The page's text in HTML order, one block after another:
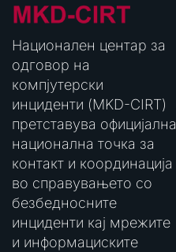
Национален центар за
одговор на
компјутерски
инциденти (MKD-CIRT)
претставува официјална
национална точка за
контакт и координација
во справувањето со
безбедносните
инциденти кај мрежите
и информациските